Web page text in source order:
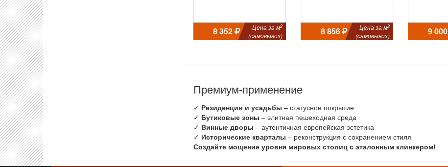
8 352 Цена за м2
(самовывоз) 8 856 Цена за м2
(самовывоз) 9 000
Премиум-применение
✓ Резиденции и усадьбы – статусное покрытие
✓ Бутиковые зоны – элитная пешеходная среда
✓ Винные дворы – аутентичная европейская эстетика
✓ Исторические кварталы – реконструкция с сохранением стиля
Создайте мощение уровня мировых столиц с эталонным клинкером!